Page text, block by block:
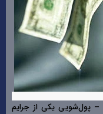
– پول‌شویی یکی از جرایم